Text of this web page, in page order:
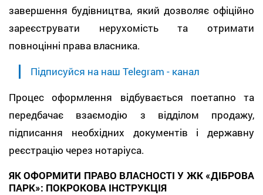
завершення будівництва, який дозволяє офіційно
зареєструвати нерухомість та отримати
повноцінні права власника.
Підписуйся на наш Telegram - канал
Процес оформлення відбувається поетапно та
передбачає взаємодію з відділом продажу,
підписання необхідних документів і державну
реєстрацію через нотаріуса.
ЯК ОФОРМИТИ ПРАВО ВЛАСНОСТІ У ЖК «ДІБРОВА
ПАРК»: ПОКРОКОВА ІНСТРУКЦІЯ